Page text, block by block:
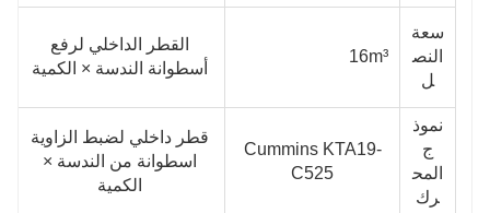
سعة
النص
ل
16m³
القطر الداخلي لرفع
أسطوانة الندسة × الكمية
نموذ
ج
المح
رك
Cummins KTA19-
C525
قطر داخلي لضبط الزاوية
اسطوانة من الندسة ×
الكمية